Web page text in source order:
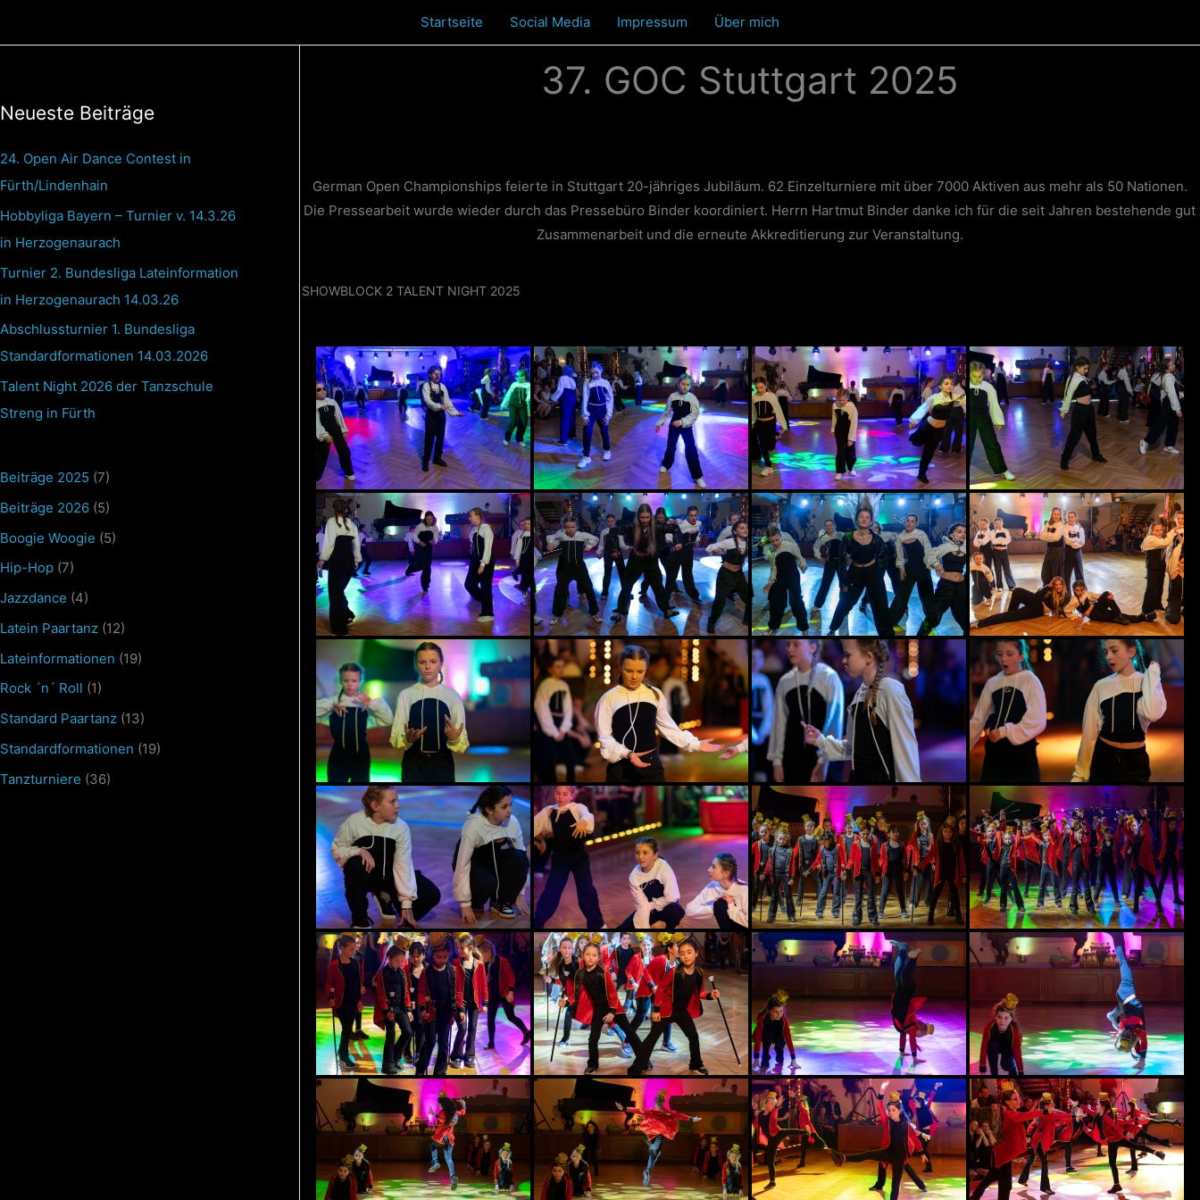
Startseite Social Media Impressum Über mich
Neueste Beiträge
24. Open Air Dance Contest in
Fürth/Lindenhain
Hobbyliga Bayern – Turnier v. 14.3.26
in Herzogenaurach
Turnier 2. Bundesliga Lateinformation
in Herzogenaurach 14.03.26
Abschlussturnier 1. Bundesliga
Standardformationen 14.03.2026
Talent Night 2026 der Tanzschule
Streng in Fürth
Beiträge 2025 (7)
Beiträge 2026 (5)
Boogie Woogie (5)
Hip-Hop (7)
Jazzdance (4)
Latein Paartanz (12)
Lateinformationen (19)
Rock ´n´ Roll (1)
Standard Paartanz (13)
Standardformationen (19)
Tanzturniere (36)
37. GOC Stuttgart 2025
German Open Championships feierte in Stuttgart 20-jähriges Jubiläum. 62 Einzelturniere mit über 7000 Aktiven aus mehr als 50 Nationen.
Die Pressearbeit wurde wieder durch das Pressebüro Binder koordiniert. Herrn Hartmut Binder danke ich für die seit Jahren bestehende gut
Zusammenarbeit und die erneute Akkreditierung zur Veranstaltung.
SHOWBLOCK 2 TALENT NIGHT 2025